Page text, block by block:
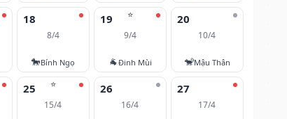
18
8/4
🐎Bính Ngọ
⭐
19
9/4
🐐Đinh Mùi
20
10/4
🐒Mậu Thân
⭐
25
15/4
26
16/4
27
17/4